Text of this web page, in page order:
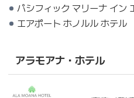
パシフィック マリーナ イン
エアポート ホノルル ホテル
アラモアナ・ホテル